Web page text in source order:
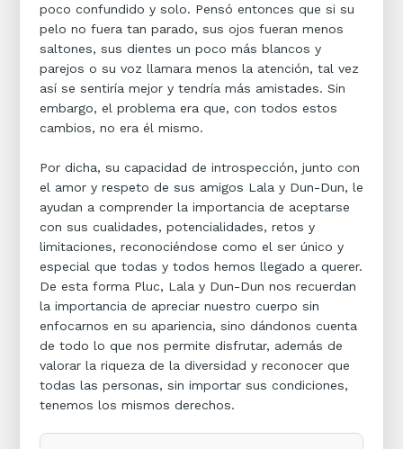
poco confundido y solo. Pensó entonces que si su
pelo no fuera tan parado, sus ojos fueran menos
saltones, sus dientes un poco más blancos y
parejos o su voz llamara menos la atención, tal vez
así se sentiría mejor y tendría más amistades. Sin
embargo, el problema era que, con todos estos
cambios, no era él mismo.
Por dicha, su capacidad de introspección, junto con
el amor y respeto de sus amigos Lala y Dun-Dun, le
ayudan a comprender la importancia de aceptarse
con sus cualidades, potencialidades, retos y
limitaciones, reconociéndose como el ser único y
especial que todas y todos hemos llegado a querer.
De esta forma Pluc, Lala y Dun-Dun nos recuerdan
la importancia de apreciar nuestro cuerpo sin
enfocarnos en su apariencia, sino dándonos cuenta
de todo lo que nos permite disfrutar, además de
valorar la riqueza de la diversidad y reconocer que
todas las personas, sin importar sus condiciones,
tenemos los mismos derechos.